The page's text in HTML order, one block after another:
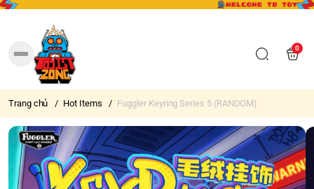
0
Trang chủ / Hot Items / Fuggler Keyring Series 5 (RANDOM)